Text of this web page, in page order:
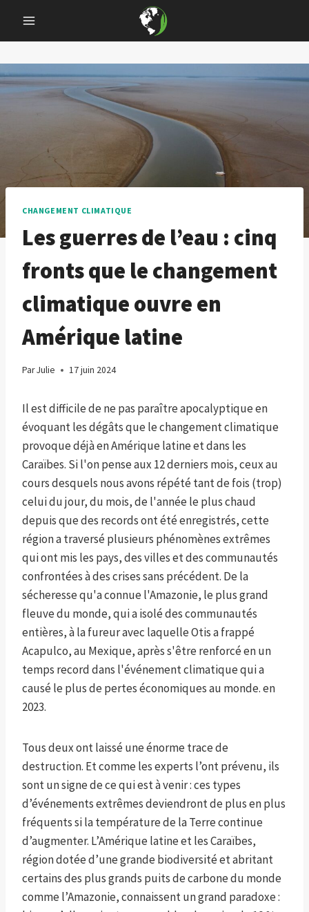
content
CHANGEMENT CLIMATIQUE
Les guerres de l’eau : cinq
fronts que le changement
climatique ouvre en
Amérique latine
ParJulie 17 juin 2024
Il est difficile de ne pas paraître apocalyptique en
évoquant les dégâts que le changement climatique
provoque déjà en Amérique latine et dans les
Caraïbes. Si l'on pense aux 12 derniers mois, ceux au
cours desquels nous avons répété tant de fois (trop)
celui du jour, du mois, de l'année le plus chaud
depuis que des records ont été enregistrés, cette
région a traversé plusieurs phénomènes extrêmes
qui ont mis les pays, des villes et des communautés
confrontées à des crises sans précédent. De la
sécheresse qu'a connue l'Amazonie, le plus grand
fleuve du monde, qui a isolé des communautés
entières, à la fureur avec laquelle Otis a frappé
Acapulco, au Mexique, après s'être renforcé en un
temps record dans l'événement climatique qui a
causé le plus de pertes économiques au monde. en
2023.
Tous deux ont laissé une énorme trace de
destruction. Et comme les experts l’ont prévenu, ils
sont un signe de ce qui est à venir : ces types
d’événements extrêmes deviendront de plus en plus
fréquents si la température de la Terre continue
d’augmenter. L’Amérique latine et les Caraïbes,
région dotée d’une grande biodiversité et abritant
certains des plus grands puits de carbone du monde
comme l’Amazonie, connaissent un grand paradoxe :